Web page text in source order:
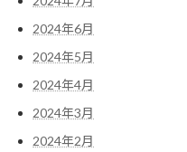
2024年6月
2024年5月
2024年4月
2024年3月
2024年2月